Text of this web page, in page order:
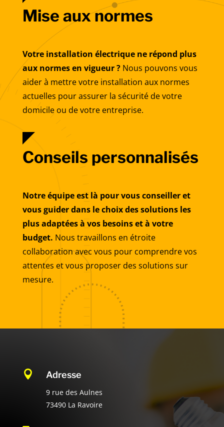
Mise aux normes
Votre installation électrique ne répond plus
aux normes en vigueur ?Nous pouvons vous
aider à mettre votre installation aux normes
actuelles pour assurer la sécurité de votre
domicile ou de votre entreprise.
Conseils personnalisés
Notre équipe est là pour vous conseiller et
vous guider dans le choix des solutions les
plus adaptées à vos besoins et à votre
budget. Nous travaillons en étroite
collaboration avec vous pour comprendre vos
attentes et vous proposer des solutions sur
mesure.
 Adresse
9 rue des Aulnes
73490 La Ravoire